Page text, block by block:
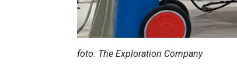
foto: The Exploration Company